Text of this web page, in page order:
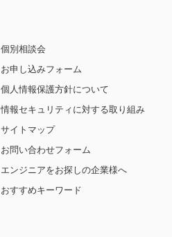
個別相談会
お申し込みフォーム
個人情報保護方針について
情報セキュリティに対する取り組み
サイトマップ
お問い合わせフォーム
エンジニアをお探しの企業様へ
おすすめキーワード